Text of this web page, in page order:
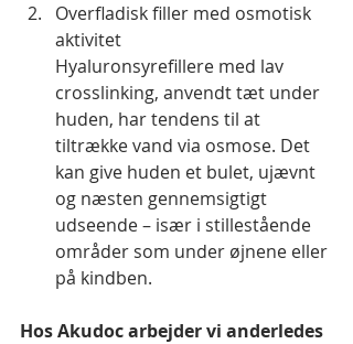
Overfladisk filler med osmotisk
aktivitet
Hyaluronsyrefillere med lav
crosslinking, anvendt tæt under
huden, har tendens til at
tiltrække vand via osmose. Det
kan give huden et bulet, ujævnt
og næsten gennemsigtigt
udseende – især i stillestående
områder som under øjnene eller
på kindben.
Hos Akudoc arbejder vi anderledes